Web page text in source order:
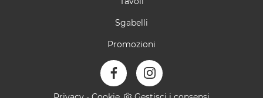
Sgabelli
Promozioni